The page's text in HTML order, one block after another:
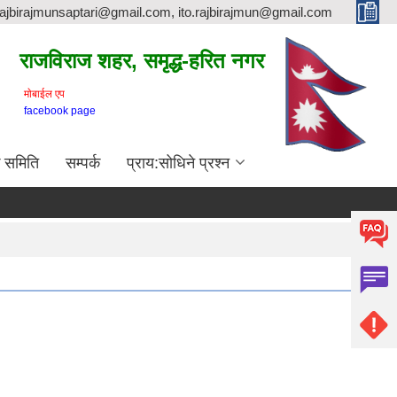
ito.rajbirajmun@gmail.com
राजविराज शहर, समृद्ध-हरित नगर
माेबाईल एप
facebook page
समिति सम्पर्क प्राय:सोधिने प्रश्न